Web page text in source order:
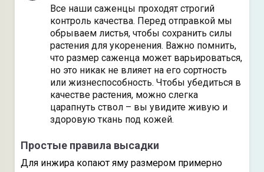
Все наши саженцы проходят строгий
контроль качества. Перед отправкой мы
обрываем листья, чтобы сохранить силы
растения для укоренения. Важно помнить,
что размер саженца может варьироваться,
но это никак не влияет на его сортность
или жизнеспособность. Чтобы убедиться в
качестве растения, можно слегка
царапнуть ствол – вы увидите живую и
здоровую ткань под кожей.
Простые правила высадки
Для инжира копают яму размером примерно